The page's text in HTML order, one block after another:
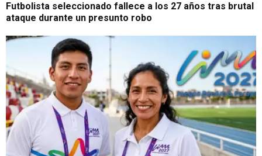
Futbolista seleccionado fallece a los 27 años tras brutal
ataque durante un presunto robo